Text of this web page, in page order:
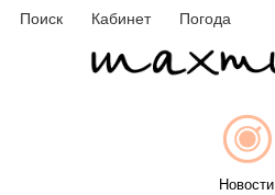
Поиск Кабинет Погода
Новости